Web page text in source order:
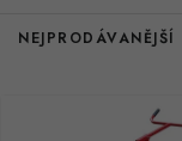
ŘNEJPRODÁVANĚJŠÍ